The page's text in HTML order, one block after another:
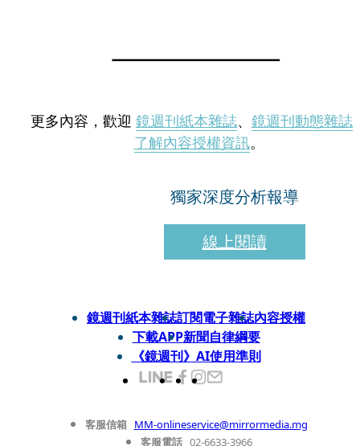
更多內容，歡迎 鏡週刊紙本雜誌、 鏡週刊動態雜誌
了解內容授權資訊。
獨家深度分析報導
線上閱讀
鏡週刊紙本雜誌訂閱電子雜誌內容授權
下載APP新聞自律綱要
《鏡週刊》AI使用準則
客服信箱 MM-onlineservice@mirrormedia.mg
客服電話 02-6633-3966